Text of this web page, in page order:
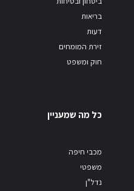
בריאות
דעות
זירת המומחים
חוק ומשפט
כל מה שמעניין
מכבי חיפה
משפטי
נדל"ן